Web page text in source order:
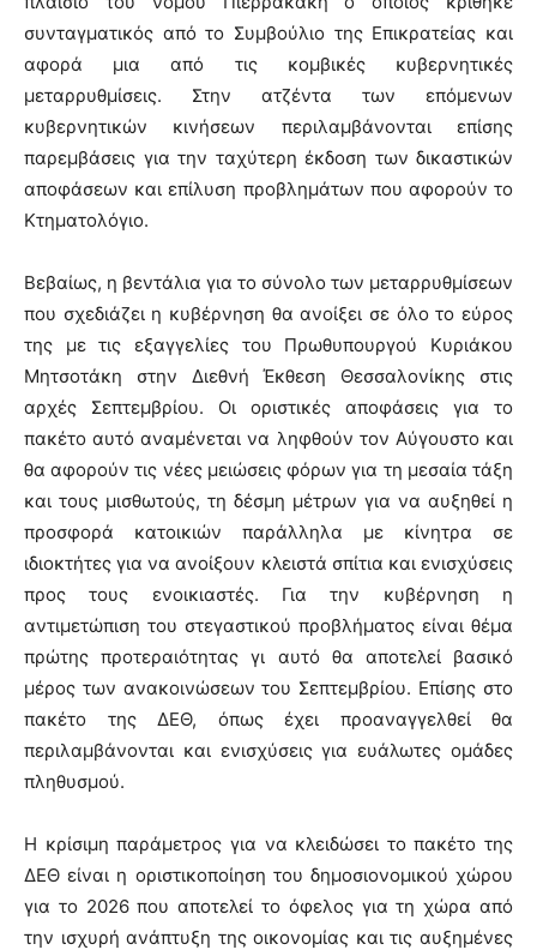
συνταγματικός από το Συμβούλιο της Επικρατείας και
αφορά μια από τις κομβικές κυβερνητικές
μεταρρυθμίσεις. Στην ατζέντα των επόμενων
κυβερνητικών κινήσεων περιλαμβάνονται επίσης
παρεμβάσεις για την ταχύτερη έκδοση των δικαστικών
αποφάσεων και επίλυση προβλημάτων που αφορούν το
Κτηματολόγιο.
Βεβαίως, η βεντάλια για το σύνολο των μεταρρυθμίσεων
που σχεδιάζει η κυβέρνηση θα ανοίξει σε όλο το εύρος
της με τις εξαγγελίες του Πρωθυπουργού Κυριάκου
Μητσοτάκη στην Διεθνή Έκθεση Θεσσαλονίκης στις
αρχές Σεπτεμβρίου. Οι οριστικές αποφάσεις για το
πακέτο αυτό αναμένεται να ληφθούν τον Αύγουστο και
θα αφορούν τις νέες μειώσεις φόρων για τη μεσαία τάξη
και τους μισθωτούς, τη δέσμη μέτρων για να αυξηθεί η
προσφορά κατοικιών παράλληλα με κίνητρα σε
ιδιοκτήτες για να ανοίξουν κλειστά σπίτια και ενισχύσεις
προς τους ενοικιαστές. Για την κυβέρνηση η
αντιμετώπιση του στεγαστικού προβλήματος είναι θέμα
πρώτης προτεραιότητας γι αυτό θα αποτελεί βασικό
μέρος των ανακοινώσεων του Σεπτεμβρίου. Επίσης στο
πακέτο της ΔΕΘ, όπως έχει προαναγγελθεί θα
περιλαμβάνονται και ενισχύσεις για ευάλωτες ομάδες
πληθυσμού.
Η κρίσιμη παράμετρος για να κλειδώσει το πακέτο της
ΔΕΘ είναι η οριστικοποίηση του δημοσιονομικού χώρου
για το 2026 που αποτελεί το όφελος για τη χώρα από
την ισχυρή ανάπτυξη της οικονομίας και τις αυξημένες